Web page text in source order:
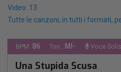
Video: 13
Tutte le canzoni, in tutti i formati,
BPM: 86 Ton.: MI- Voce
Una Stupida Scusa